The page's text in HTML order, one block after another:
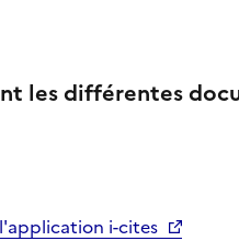
les différentes
i-cites